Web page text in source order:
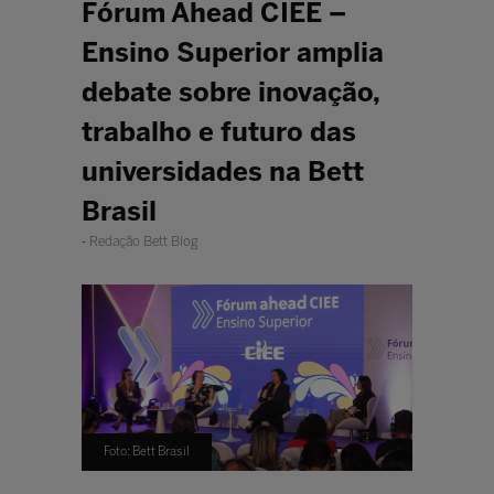
Fórum Ahead CIEE –
Ensino Superior amplia
debate sobre inovação,
trabalho e futuro das
universidades na Bett
Brasil
Redação Bett Blog
Foto: Bett Brasil